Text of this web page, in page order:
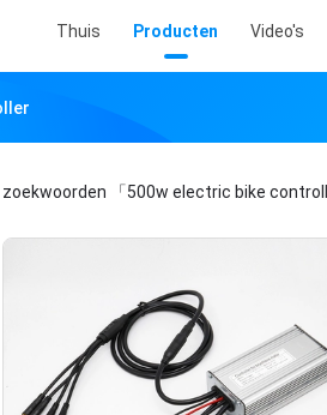
Thuis Producten Video's
zoekwoorden 「500w electric bike